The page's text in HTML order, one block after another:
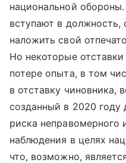
национальной
вступают в должность,
наложить свой
Но некоторые
потере опыта, в том
в отставку чиновника,
созданный в 2020 году
риска неправомерного
наблюдения в целях
что, возможно,